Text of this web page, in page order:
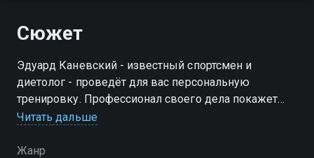
Сюжет
Эдуард Каневский - известный спортсмен и
диетолог - проведёт для вас персональную
тренировку. Профессионал своего дела покажет
правильную технику выполнения разных
занятия спортом в домашних условиях
Читать дальше
Жанр